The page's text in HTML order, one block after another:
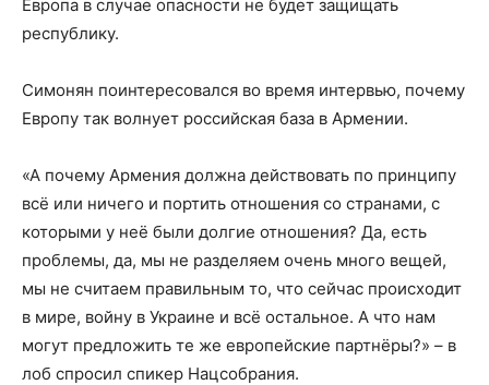
Европа в случае опасности не будет защищать
республику.
Симонян поинтересовался во время интервью, почему
Европу так волнует российская база в Армении.
«А почему Армения должна действовать по принципу
всё или ничего и портить отношения со странами, с
которыми у неё были долгие отношения? Да, есть
проблемы, да, мы не разделяем очень много вещей,
мы не считаем правильным то, что сейчас происходит
в мире, войну в Украине и всё остальное. А что нам
могут предложить те же европейские партнёры?» – в
лоб спросил спикер Нацсобрания.